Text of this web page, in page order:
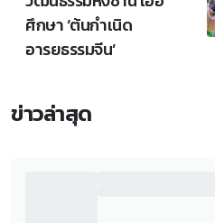
ศึกษา ‘ต้นกำเนิด
อารยธรรมจีน’
ข่าวล่าสุด